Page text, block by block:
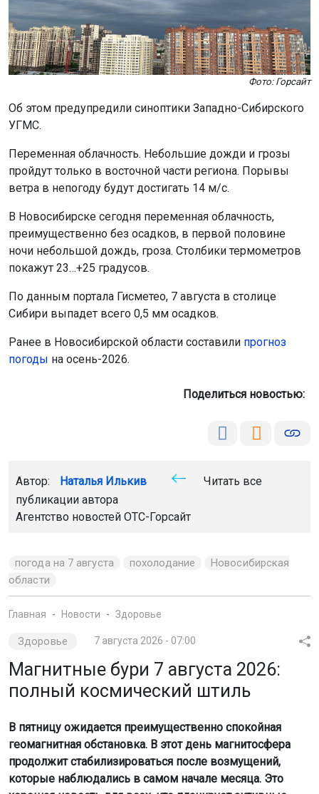
Фото: Горсайт
Об этом предупредили синоптики Западно-Сибирского
УГМС.
Переменная облачность. Небольшие дожди и грозы
пройдут только в восточной части региона. Порывы
ветра в непогоду будут достигать 14 м/с.
В Новосибирске сегодня переменная облачность,
преимущественно без осадков, в первой половине
ночи небольшой дождь, гроза. Столбики термометров
покажут 23…+25 градусов.
По данным портала Гисметео, 7 августа в столице
Сибири выпадет всего 0,5 мм осадков.
Ранее в Новосибирской области составили прогноз
погоды на осень-2026.
Поделиться новостью:
Автор: Наталья Илькив
Читать все
публикации автора
Агентство новостей ОТС-Горсайт
погода на 7 августа похолодание
Новосибирская
области
Главная Новости Здоровье
Здоровье 7 августа 2026 - 07:00
Магнитные бури 7 августа 2026:
полный космический штиль
В пятницу ожидается преимущественно спокойная
геомагнитная обстановка. В этот день магнитосфера
продолжит стабилизироваться после возмущений,
которые наблюдались в самом начале месяца. Это